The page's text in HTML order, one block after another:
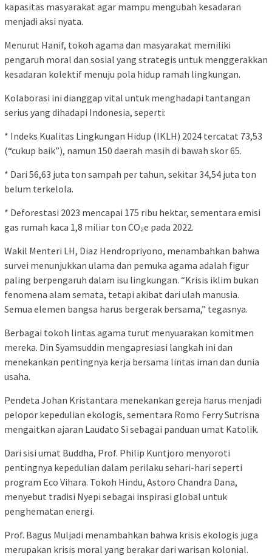
kapasitas masyarakat agar mampu mengubah kesadaran
menjadi aksi nyata.
Menurut Hanif, tokoh agama dan masyarakat memiliki
pengaruh moral dan sosial yang strategis untuk menggerakkan
kesadaran kolektif menuju pola hidup ramah lingkungan.
Kolaborasi ini dianggap vital untuk menghadapi tantangan
serius yang dihadapi Indonesia, seperti:
* Indeks Kualitas Lingkungan Hidup (IKLH) 2024 tercatat 73,53
(“cukup baik”), namun 150 daerah masih di bawah skor 65.
* Dari 56,63 juta ton sampah per tahun, sekitar 34,54 juta ton
belum terkelola.
* Deforestasi 2023 mencapai 175 ribu hektar, sementara emisi
gas rumah kaca 1,8 miliar ton CO₂e pada 2022.
Wakil Menteri LH, Diaz Hendropriyono, menambahkan bahwa
survei menunjukkan ulama dan pemuka agama adalah figur
paling berpengaruh dalam isu lingkungan. “Krisis iklim bukan
fenomena alam semata, tetapi akibat dari ulah manusia.
Semua elemen bangsa harus bergerak bersama,” tegasnya.
Berbagai tokoh lintas agama turut menyuarakan komitmen
mereka. Din Syamsuddin mengapresiasi langkah ini dan
menekankan pentingnya kerja bersama lintas iman dan dunia
usaha.
Pendeta Johan Kristantara menekankan gereja harus menjadi
pelopor kepedulian ekologis, sementara Romo Ferry Sutrisna
mengaitkan ajaran Laudato Si sebagai panduan umat Katolik.
Dari sisi umat Buddha, Prof. Philip Kuntjoro menyoroti
pentingnya kepedulian dalam perilaku sehari-hari seperti
program Eco Vihara. Tokoh Hindu, Astoro Chandra Dana,
menyebut tradisi Nyepi sebagai inspirasi global untuk
penghematan energi.
Prof. Bagus Muljadi menambahkan bahwa krisis ekologis juga
merupakan krisis moral yang berakar dari warisan kolonial.